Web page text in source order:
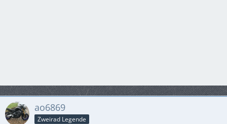
ao6869
Zweirad Legende